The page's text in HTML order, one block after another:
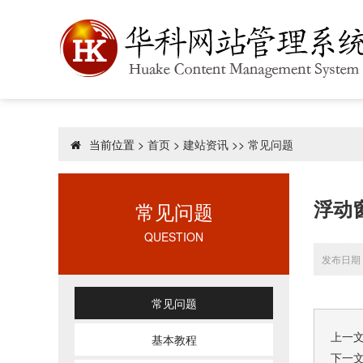
当前位置 > 首页 > 建站资讯 >> 常见问题
常见问题
QUESTION
常见问题
基本教程
浮动
发布日
上一
下一